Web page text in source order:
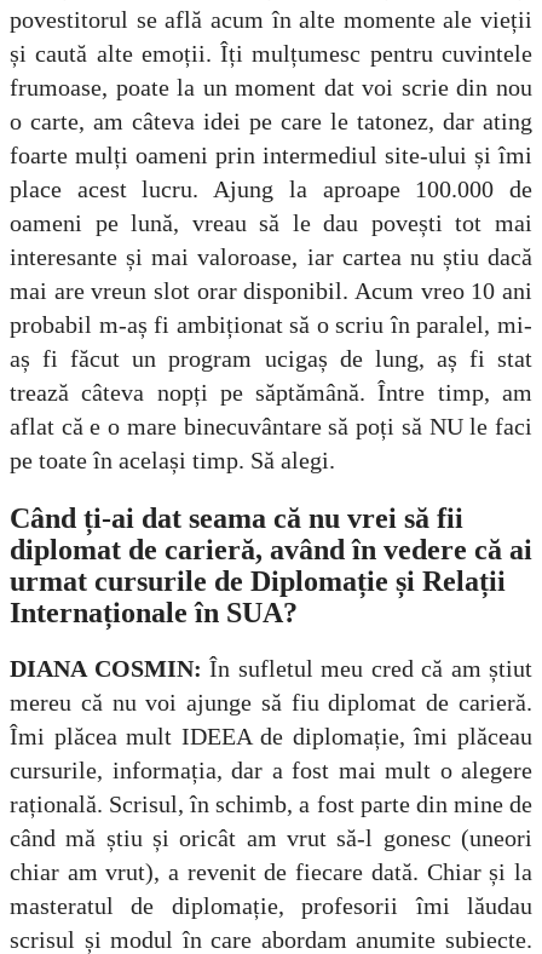
povestitorul se află acum în alte momente ale vieții
și caută alte emoții. Îți mulțumesc pentru cuvintele
frumoase, poate la un moment dat voi scrie din nou
o carte, am câteva idei pe care le tatonez, dar ating
foarte mulți oameni prin intermediul site-ului și îmi
place acest lucru. Ajung la aproape 100.000 de
oameni pe lună, vreau să le dau povești tot mai
interesante și mai valoroase, iar cartea nu știu dacă
mai are vreun slot orar disponibil. Acum vreo 10 ani
probabil m-aș fi ambiționat să o scriu în paralel, mi-
aș fi făcut un program ucigaș de lung, aș fi stat
trează câteva nopți pe săptămână. Între timp, am
aflat că e o mare binecuvântare să poți să NU le faci
pe toate în același timp. Să alegi.
Când ți-ai dat seama că nu vrei să fii
diplomat de carieră, având în vedere că ai
urmat cursurile de Diplomație și Relații
Internaționale în SUA?
DIANA COSMIN: În sufletul meu cred că am știut
mereu că nu voi ajunge să fiu diplomat de carieră.
Îmi plăcea mult IDEEA de diplomație, îmi plăceau
cursurile, informația, dar a fost mai mult o alegere
rațională. Scrisul, în schimb, a fost parte din mine de
când mă știu și oricât am vrut să-l gonesc (uneori
chiar am vrut), a revenit de fiecare dată. Chiar și la
masteratul de diplomație, profesorii îmi lăudau
scrisul și modul în care abordam anumite subiecte.